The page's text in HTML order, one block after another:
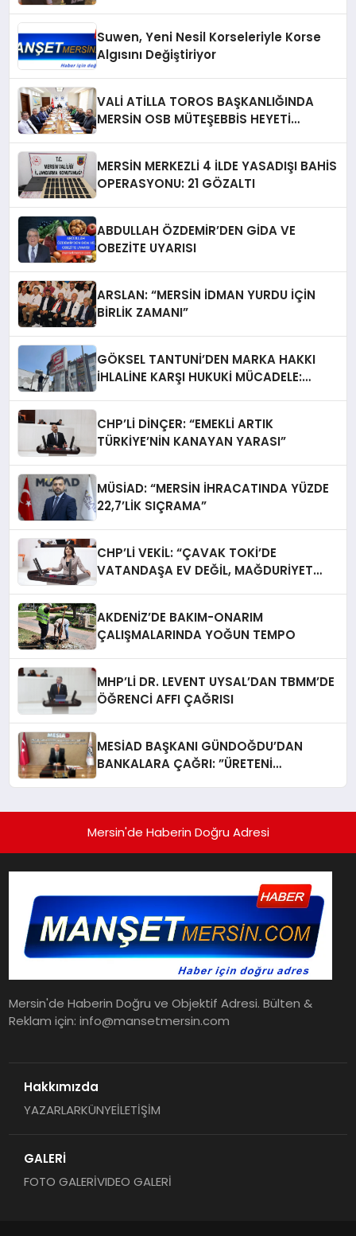
Suwen, Yeni Nesil Korseleriyle Korse
Algısını Değiştiriyor
VALİ ATİLLA TOROS BAŞKANLIĞINDA
MERSİN OSB MÜTEŞEBBİS HEYETİ
MERSİN MERKEZLİ 4 İLDE YASADIŞI BAHİS
OPERASYONU: 21 GÖZALTI
ABDULLAH ÖZDEMİR’DEN GİDA VE
OBEZİTE UYARISI
ARSLAN: “MERSİN İDMAN YURDU İÇİN
BİRLİK ZAMANI”
GÖKSEL TANTUNİ’DEN MARKA HAKKI
İHLALİNE KARŞI HUKUKİ MÜCADELE:
CHP’Lİ DİNÇER: “EMEKLİ ARTIK
TÜRKİYE’NİN KANAYAN YARASI”
MÜSİAD: “MERSİN İHRACATINDA YÜZDE
22,7’LİK SIÇRAMA”
CHP’Lİ VEKİL: “ÇAVAK TOKİ’DE
VATANDAŞA EV DEĞİL, MAĞDURİYET
AKDENİZ’DE BAKIM-ONARIM
ÇALIŞMALARINDA YOĞUN TEMPO
MHP’Lİ DR. LEVENT UYSAL’DAN TBMM’DE
ÖĞRENCİ AFFI ÇAĞRISI
MESİAD BAŞKANI GÜNDOĞDU’DAN
BANKALARA ÇAĞRI: ​”ÜRETENİ
Mersin'de Haberin Doğru Adresi
Mersin'de Haberin Doğru ve Objektif Adresi. Bülten &
Reklam için: info@mansetmersin.com
Hakkımızda
YAZARLARKÜNYEİLETİŞİM
GALERİ
FOTO GALERİVIDEO GALERİ